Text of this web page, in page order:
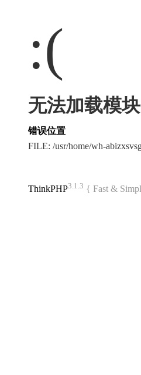
:(
无法加载模
错误位置
FILE: /usr/home/wh-
ThinkPHP3.1.3 { Fast &